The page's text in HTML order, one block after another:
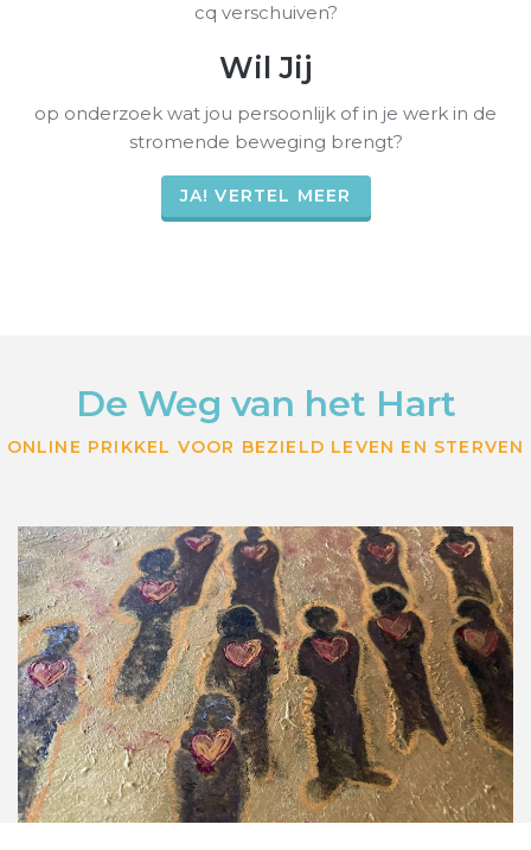
cq verschuiven?
Wil Jij
op onderzoek wat jou persoonlijk of in je werk in de
stromende beweging brengt?
JA! VERTEL MEER
De Weg van het Hart
ONLINE PRIKKEL VOOR BEZIELD LEVEN EN STERVEN